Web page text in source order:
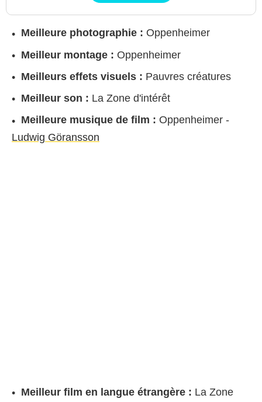
Meilleure photographie : Oppenheimer
Meilleur montage : Oppenheimer
Meilleurs effets visuels : Pauvres créatures
Meilleur son : La Zone d'intérêt
Meilleure musique de film : Oppenheimer -
Ludwig Göransson
Meilleur film en langue étrangère : La Zone